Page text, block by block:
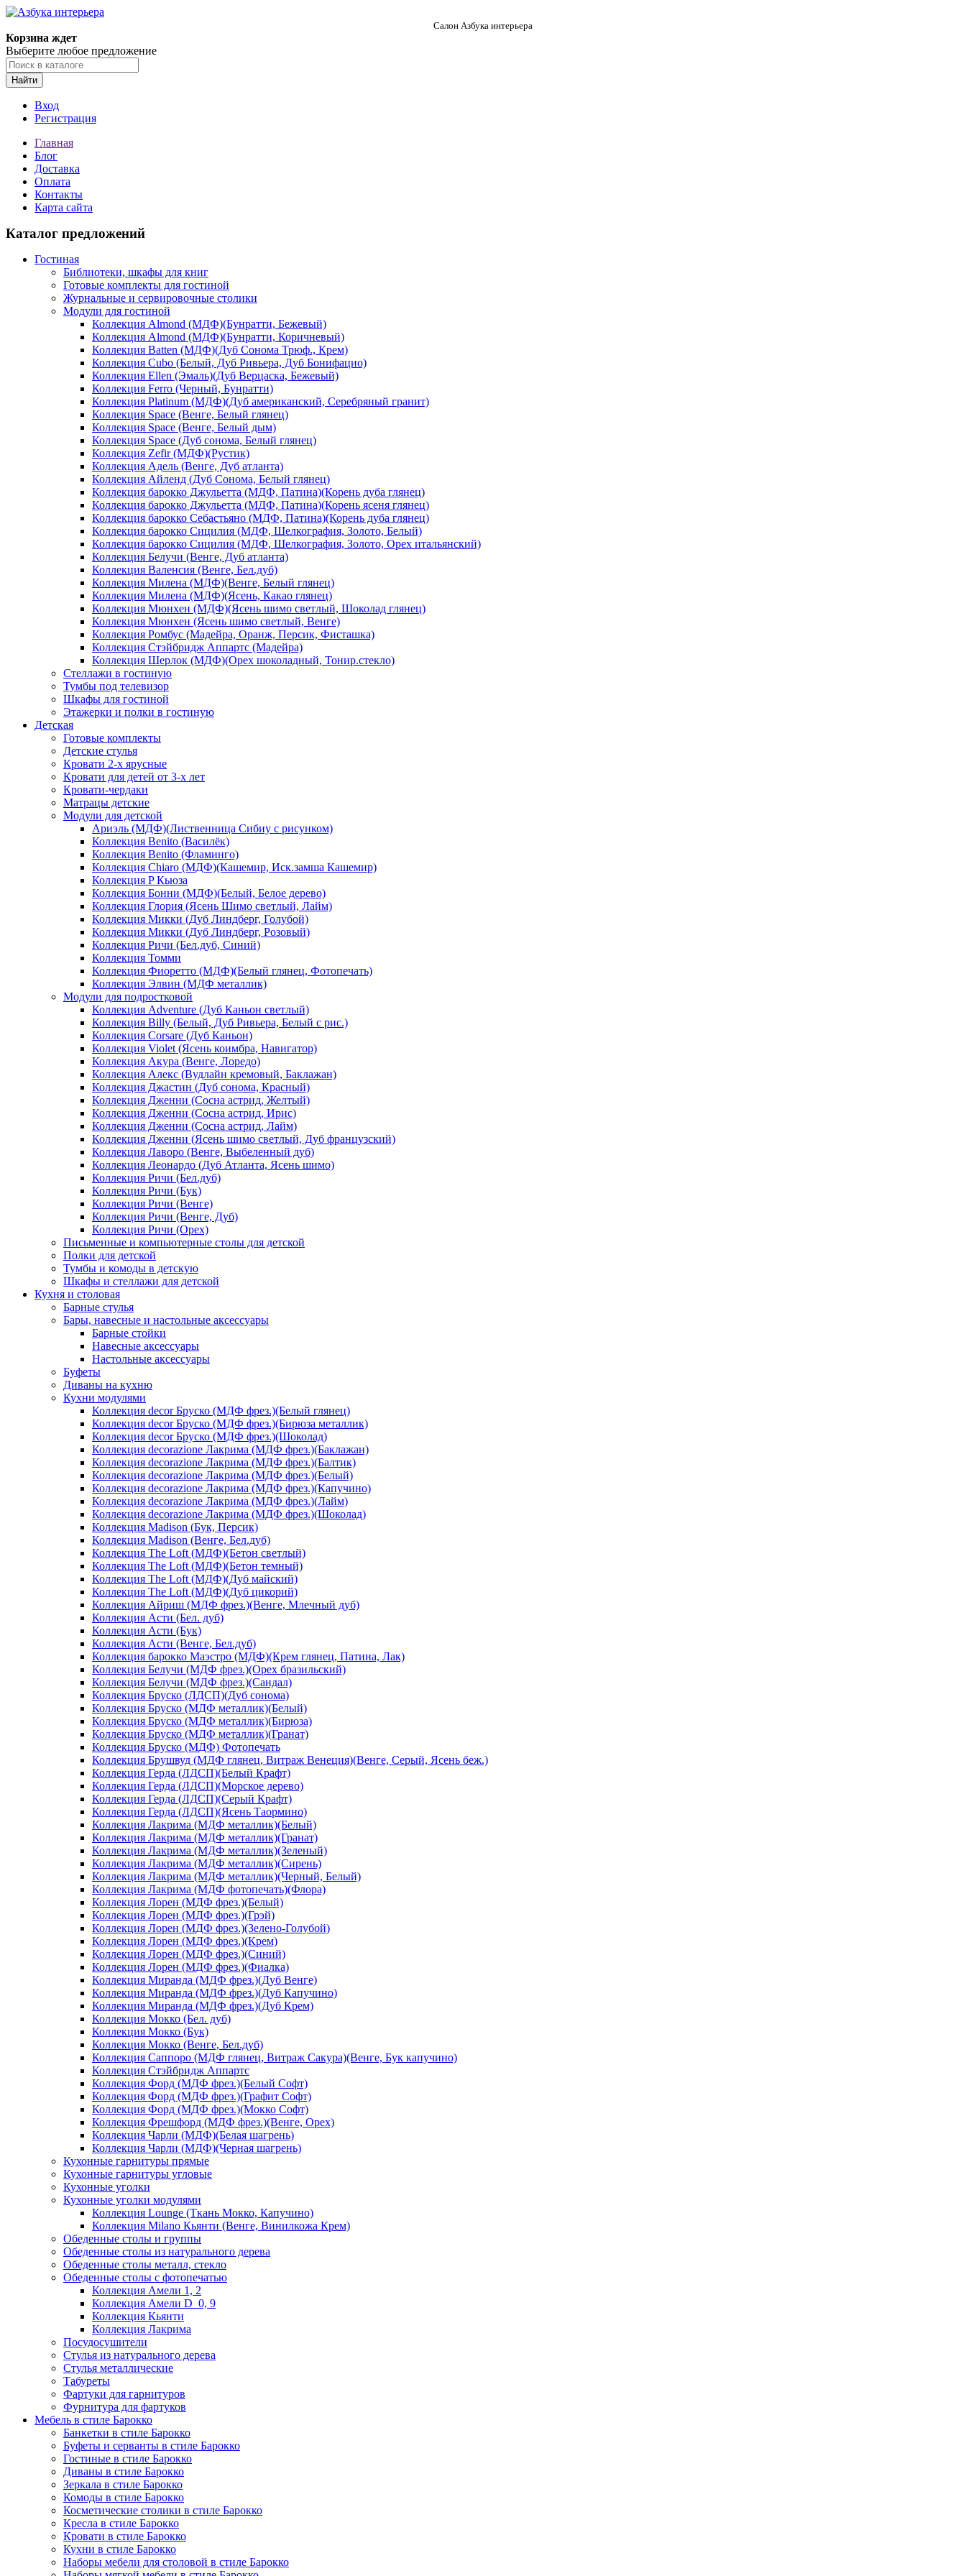
Салон Азбука интерьера
Корзина ждет
Выберите любое предложение
Найти
Вход
Регистрация
Главная
Блог
Доставка
Оплата
Контакты
Карта сайта
Каталог предложений
Гостиная
Библиотеки, шкафы для книг
Готовые комплекты для гостиной
Журнальные и сервировочные столики
Модули для гостиной
Коллекция Almond (МДФ)(Бунратти, Бежевый)
Коллекция Almond (МДФ)(Бунратти, Коричневый)
Коллекция Batten (МДФ)(Дуб Сонома Трюф., Крем)
Коллекция Cubo (Белый, Дуб Ривьера, Дуб Бонифацио)
Коллекция Ellen (Эмаль)(Дуб Верцаска, Бежевый)
Коллекция Ferro (Черный, Бунратти)
Коллекция Platinum (МДФ)(Дуб американский, Серебряный гранит)
Коллекция Space (Венге, Белый глянец)
Коллекция Space (Венге, Белый дым)
Коллекция Space (Дуб сонома, Белый глянец)
Коллекция Zefir (МДФ)(Рустик)
Коллекция Адель (Венге, Дуб атланта)
Коллекция Айленд (Дуб Сонома, Белый глянец)
Коллекция барокко Джульетта (МДФ, Патина)(Корень дуба глянец)
Коллекция барокко Джульетта (МДФ, Патина)(Корень ясеня глянец)
Коллекция барокко Себастьяно (МДФ, Патина)(Корень дуба глянец)
Коллекция барокко Сицилия (МДФ, Шелкография, Золото, Белый)
Коллекция барокко Сицилия (МДФ, Шелкография, Золото, Орех итальянский)
Коллекция Белучи (Венге, Дуб атланта)
Коллекция Валенсия (Венге, Бел.дуб)
Коллекция Милена (МДФ)(Венге, Белый глянец)
Коллекция Милена (МДФ)(Ясень, Какао глянец)
Коллекция Мюнхен (МДФ)(Ясень шимо светлый, Шоколад глянец)
Коллекция Мюнхен (Ясень шимо светлый, Венге)
Коллекция Ромбус (Мадейра, Оранж, Персик, Фисташка)
Коллекция Стэйбридж Аппартс (Мадейра)
Коллекция Шерлок (МДФ)(Орех шоколадный, Тонир.стекло)
Стеллажи в гостиную
Тумбы под телевизор
Шкафы для гостиной
Этажерки и полки в гостиную
Детская
Готовые комплекты
Детские стулья
Кровати 2-х ярусные
Кровати для детей от 3-х лет
Кровати-чердаки
Матрацы детские
Модули для детской
Ариэль (МДФ)(Лиственница Сибиу с рисунком)
Коллекция Benito (Василёк)
Коллекция Benito (Фламинго)
Коллекция Chiaro (МДФ)(Кашемир, Иск.замша Кашемир)
Коллекция P Кьюза
Коллекция Бонни (МДФ)(Белый, Белое дерево)
Коллекция Глория (Ясень Шимо светлый, Лайм)
Коллекция Микки (Дуб Линдберг, Голубой)
Коллекция Микки (Дуб Линдберг, Розовый)
Коллекция Ричи (Бел.дуб, Синий)
Коллекция Томми
Коллекция Фиоретто (МДФ)(Белый глянец, Фотопечать)
Коллекция Элвин (МДФ металлик)
Модули для подростковой
Коллекция Adventure (Дуб Каньон светлый)
Коллекция Billy (Белый, Дуб Ривьера, Белый с рис.)
Коллекция Corsare (Дуб Каньон)
Коллекция Violet (Ясень коимбра, Навигатор)
Коллекция Акура (Венге, Лоредо)
Коллекция Алекс (Вудлайн кремовый, Баклажан)
Коллекция Джастин (Дуб сонома, Красный)
Коллекция Дженни (Cосна астрид, Желтый)
Коллекция Дженни (Cосна астрид, Ирис)
Коллекция Дженни (Cосна астрид, Лайм)
Коллекция Дженни (Ясень шимо светлый, Дуб французский)
Коллекция Лаворо (Венге, Выбеленный дуб)
Коллекция Леонардо (Дуб Атланта, Ясень шимо)
Коллекция Ричи (Бел.дуб)
Коллекция Ричи (Бук)
Коллекция Ричи (Венге)
Коллекция Ричи (Венге, Дуб)
Коллекция Ричи (Орех)
Письменные и компьютерные столы для детской
Полки для детской
Тумбы и комоды в детскую
Шкафы и стеллажи для детской
Кухня и столовая
Барные стулья
Бары, навесные и настольные аксессуары
Барные стойки
Навесные аксессуары
Настольные аксессуары
Буфеты
Диваны на кухню
Кухни модулями
Коллекция decor Бруско (МДФ фрез.)(Белый глянец)
Коллекция decor Бруско (МДФ фрез.)(Бирюза металлик)
Коллекция decor Бруско (МДФ фрез.)(Шоколад)
Коллекция decorazione Лакрима (МДФ фрез.)(Баклажан)
Коллекция decorazione Лакрима (МДФ фрез.)(Балтик)
Коллекция decorazione Лакрима (МДФ фрез.)(Белый)
Коллекция decorazione Лакрима (МДФ фрез.)(Капучино)
Коллекция decorazione Лакрима (МДФ фрез.)(Лайм)
Коллекция decorazione Лакрима (МДФ фрез.)(Шоколад)
Коллекция Madison (Бук, Персик)
Коллекция Madison (Венге, Бел.дуб)
Коллекция The Loft (МДФ)(Бетон светлый)
Коллекция The Loft (МДФ)(Бетон темный)
Коллекция The Loft (МДФ)(Дуб майский)
Коллекция The Loft (МДФ)(Дуб цикорий)
Коллекция Айриш (МДФ фрез.)(Венге, Млечный дуб)
Коллекция Асти (Бел. дуб)
Коллекция Асти (Бук)
Коллекция Асти (Венге, Бел.дуб)
Коллекция барокко Маэстро (МДФ)(Крем глянец, Патина, Лак)
Коллекция Белучи (МДФ фрез.)(Орех бразильский)
Коллекция Белучи (МДФ фрез.)(Сандал)
Коллекция Бруско (ЛДСП)(Дуб сонома)
Коллекция Бруско (МДФ металлик)(Белый)
Коллекция Бруско (МДФ металлик)(Бирюза)
Коллекция Бруско (МДФ металлик)(Гранат)
Коллекция Бруско (МДФ) Фотопечать
Коллекция Брушвуд (МДФ глянец, Витраж Венеция)(Венге, Серый, Ясень беж.)
Коллекция Герда (ЛДСП)(Белый Крафт)
Коллекция Герда (ЛДСП)(Морское дерево)
Коллекция Герда (ЛДСП)(Серый Крафт)
Коллекция Герда (ЛДСП)(Ясень Таормино)
Коллекция Лакрима (МДФ металлик)(Белый)
Коллекция Лакрима (МДФ металлик)(Гранат)
Коллекция Лакрима (МДФ металлик)(Зеленый)
Коллекция Лакрима (МДФ металлик)(Сирень)
Коллекция Лакрима (МДФ металлик)(Черный, Белый)
Коллекция Лакрима (МДФ фотопечать)(Флора)
Коллекция Лорен (МДФ фрез.)(Белый)
Коллекция Лорен (МДФ фрез.)(Грэй)
Коллекция Лорен (МДФ фрез.)(Зелено-Голубой)
Коллекция Лорен (МДФ фрез.)(Крем)
Коллекция Лорен (МДФ фрез.)(Синий)
Коллекция Лорен (МДФ фрез.)(Фиалка)
Коллекция Миранда (МДФ фрез.)(Дуб Венге)
Коллекция Миранда (МДФ фрез.)(Дуб Капучино)
Коллекция Миранда (МДФ фрез.)(Дуб Крем)
Коллекция Мокко (Бел. дуб)
Коллекция Мокко (Бук)
Коллекция Мокко (Венге, Бел.дуб)
Коллекция Саппоро (МДФ глянец, Витраж Сакура)(Венге, Бук капучино)
Коллекция Стэйбридж Аппартс
Коллекция Форд (МДФ фрез.)(Белый Софт)
Коллекция Форд (МДФ фрез.)(Графит Софт)
Коллекция Форд (МДФ фрез.)(Мокко Софт)
Коллекция Фрешфорд (МДФ фрез.)(Венге, Орех)
Коллекция Чарли (МДФ)(Белая шагрень)
Коллекция Чарли (МДФ)(Черная шагрень)
Кухонные гарнитуры прямые
Кухонные гарнитуры угловые
Кухонные уголки
Кухонные уголки модулями
Коллекция Lounge (Ткань Мокко, Капучино)
Коллекция Milano Кьянти (Венге, Винилкожа Крем)
Обеденные столы и группы
Обеденные столы из натурального дерева
Обеденные столы металл, стекло
Обеденные столы с фотопечатью
Коллекция Амели 1, 2
Коллекция Амели D_0, 9
Коллекция Кьянти
Коллекция Лакрима
Посудосушители
Стулья из натурального дерева
Стулья металлические
Табуреты
Фартуки для гарнитуров
Фурнитура для фартуков
Мебель в стиле Барокко
Банкетки в стиле Барокко
Буфеты и серванты в стиле Барокко
Гостиные в стиле Барокко
Диваны в стиле Барокко
Зеркала в стиле Барокко
Комоды в стиле Барокко
Косметические столики в стиле Барокко
Кресла в стиле Барокко
Кровати в стиле Барокко
Кухни в стиле Барокко
Наборы мебели для столовой в стиле Барокко